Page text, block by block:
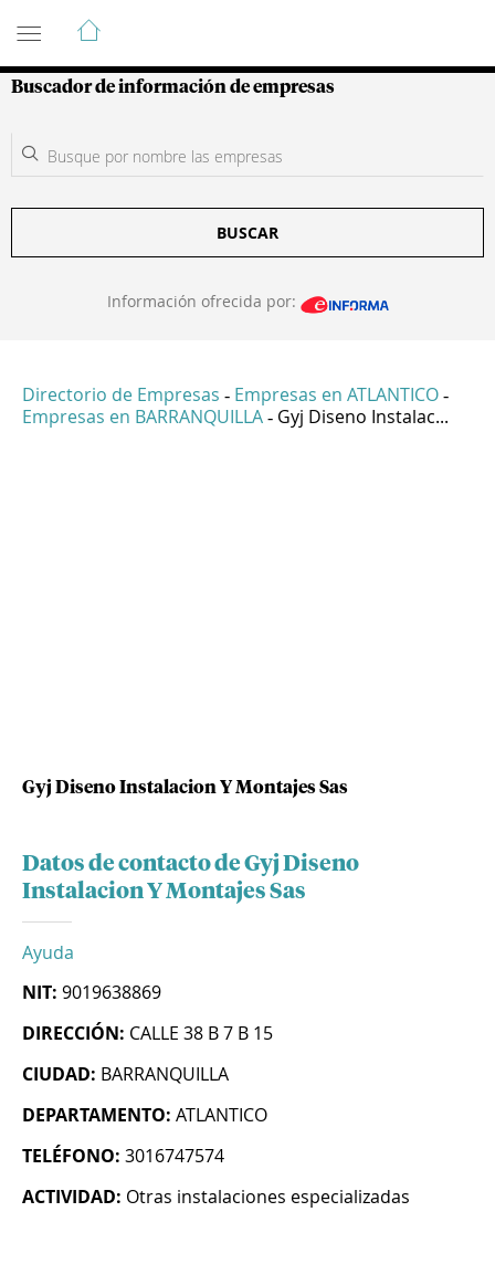
Guía de Empresas Colombianas
Buscador de información de empresas
BUSCAR
Información ofrecida por:
Directorio de Empresas - Empresas en ATLANTICO -
Empresas en BARRANQUILLA - Gyj Diseno Instalac...
Gyj Diseno Instalacion Y Montajes Sas
Datos de contacto de Gyj Diseno
Instalacion Y Montajes Sas
Ayuda
NIT: 9019638869
DIRECCIÓN: CALLE 38 B 7 B 15
CIUDAD: BARRANQUILLA
DEPARTAMENTO: ATLANTICO
TELÉFONO: 3016747574
ACTIVIDAD: Otras instalaciones especializadas